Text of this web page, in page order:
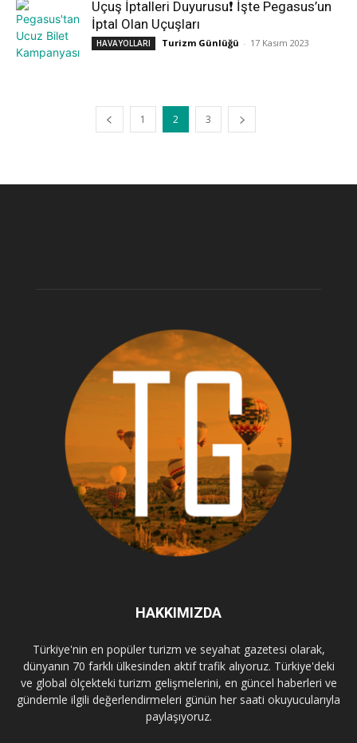
Uçuş İptalleri Duyurusu❗ İşte Pegasus’un
İptal Olan Uçuşları
HAVAYOLLARI Turizm Günlüğü - 17 Kasım 2023
1 2 3
HAKKIMIZDA
Türkiye'nin en popüler turizm ve seyahat gazetesi olarak,
dünyanın 70 farklı ülkesinden aktif trafik alıyoruz. Türkiye'deki
ve global ölçekteki turizm gelişmelerini, en güncel haberleri ve
gündemle ilgili değerlendirmeleri günün her saati okuyucularıyla
paylaşıyoruz.